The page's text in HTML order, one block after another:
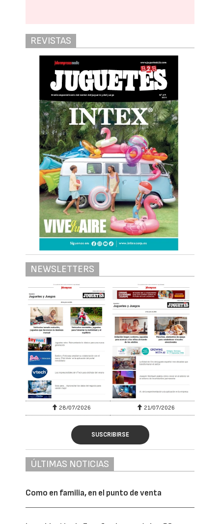
REVISTAS
NEWSLETTERS
28/07/2026 21/07/2026
SUSCRIBIRSE
ÚLTIMAS NOTICIAS
Como en familia, en el punto de venta